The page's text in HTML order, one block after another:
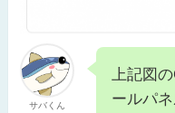
サバくん
上記図
ールパ